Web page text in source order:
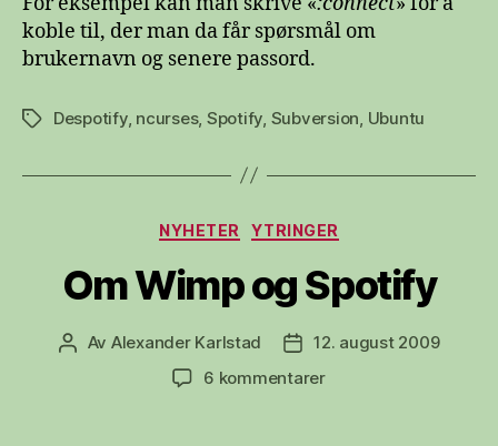
koble til, der man da får spørsmål om
brukernavn og senere passord.
StikkordDespotify, ncurses, Spotify, Subversion, Ubuntu
Kategorier
NYHETER YTRINGER
Om Wimp og Spotify
Innleggsforfatter
Av Alexander Karlstad Publiseringsdato
12. august 2009
6 kommentarertil